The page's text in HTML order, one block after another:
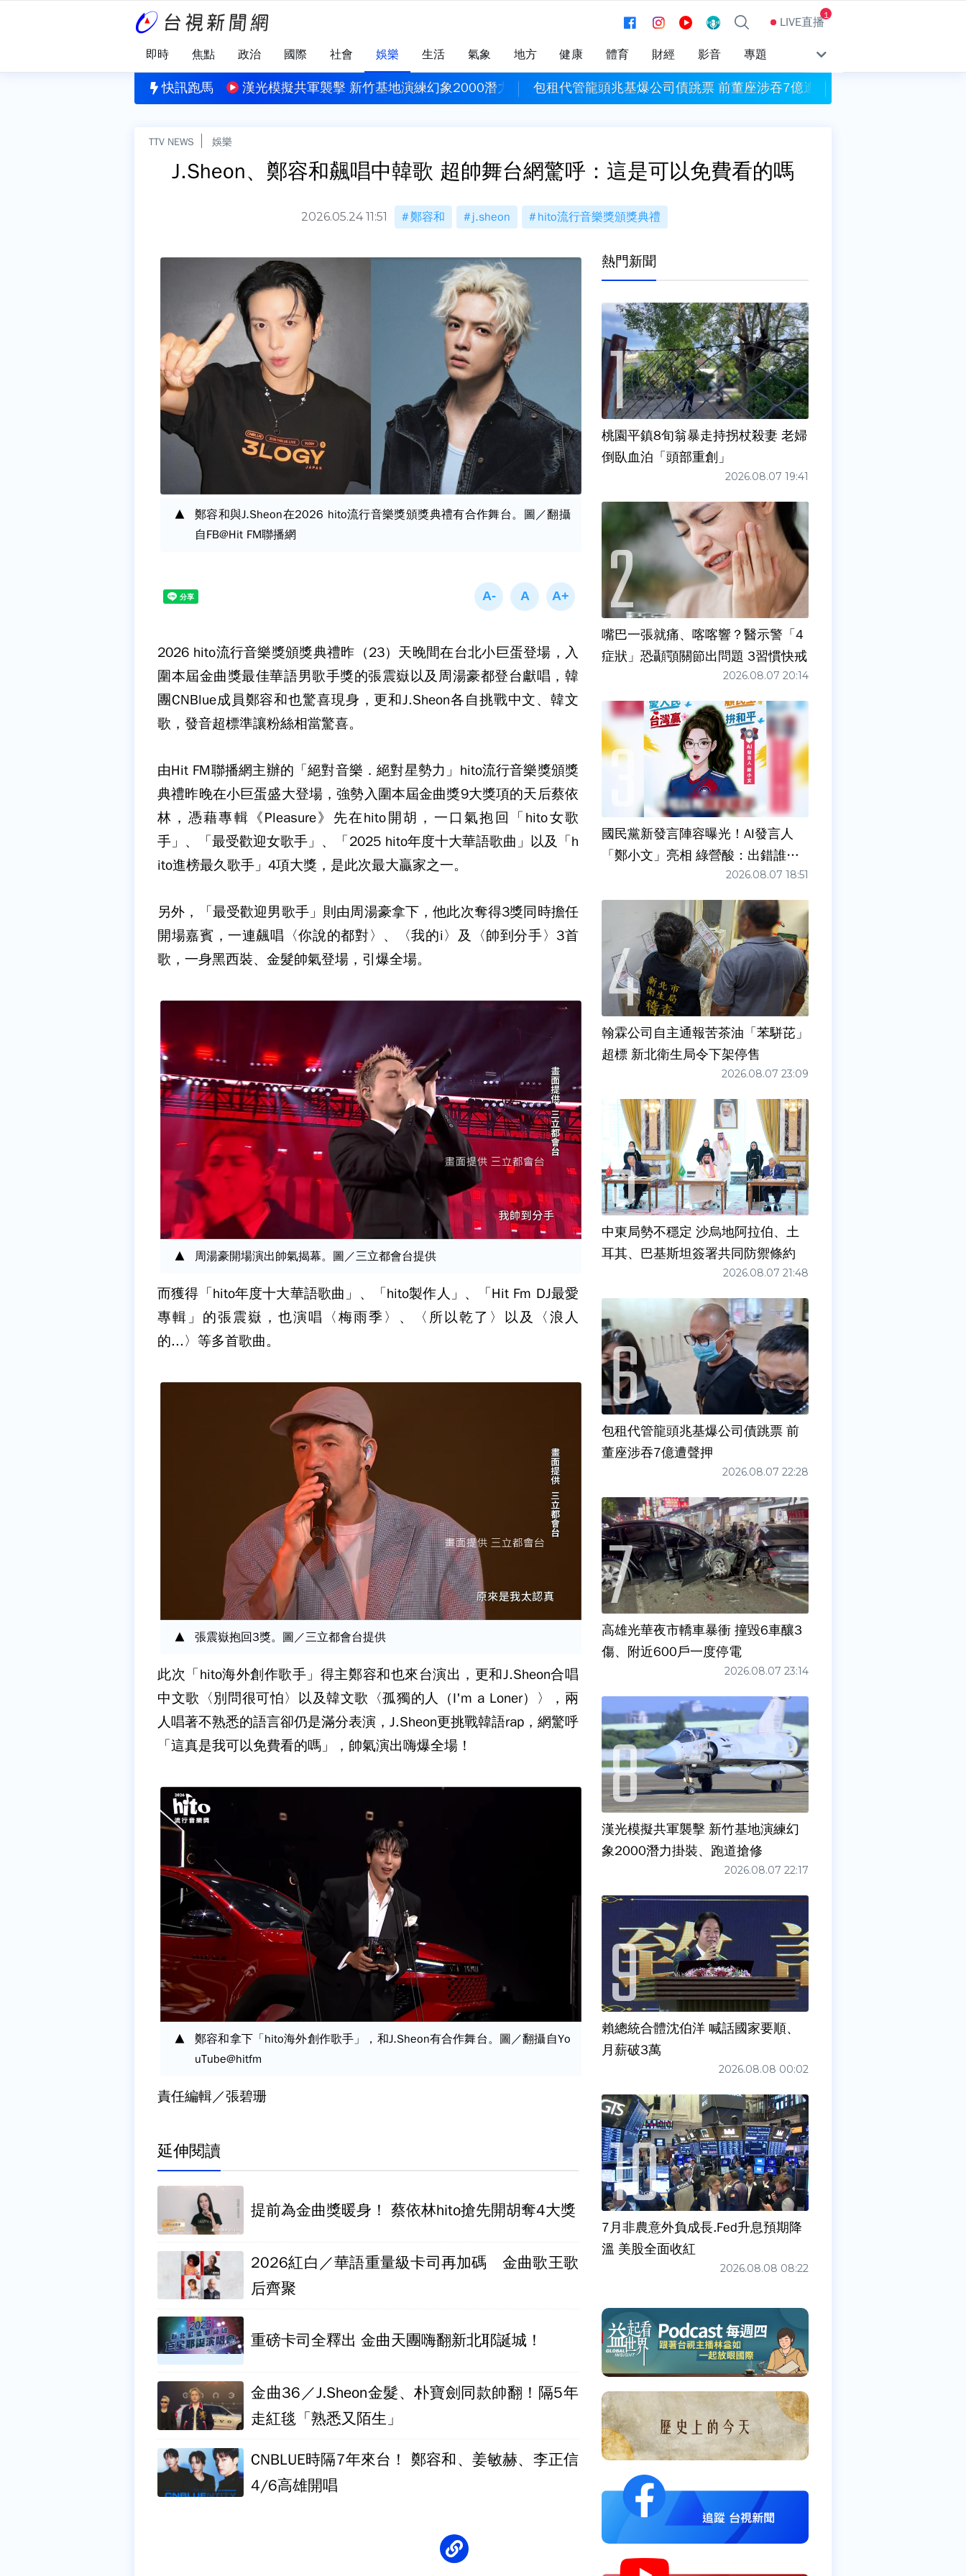
LIVE直播1
即時 焦點 政治 國際 社會 娛樂 生活 氣象 地方 健康 體育 財經 影音 專題
快訊跑馬
4注獎落這4縣市！ 每人抱走6百萬元 漢光模擬共軍襲擊 新竹基地演練幻象2000潛力掛裝、跑道搶修包租代管龍頭兆基爆公司債跳票 前董座涉吞7億遭聲押
TTV NEWS 娛樂
J.Sheon、鄭容和飆唱中韓歌 超帥舞台網驚呼：這是可以免費看的嗎
2026.05.24 11:51 鄭容和 j.sheon hito流行音樂獎頒獎典禮
鄭容和與J.Sheon在2026 hito流行音樂獎頒獎典禮有合作舞台。圖／翻攝
自FB@Hit FM聯播網
2026 hito流行音樂獎頒獎典禮昨（23）天晚間在台北小巨蛋登場，入
圍本屆金曲獎最佳華語男歌手獎的張震嶽以及周湯豪都登台獻唱，韓
團CNBlue成員鄭容和也驚喜現身，更和J.Sheon各自挑戰中文、韓文
歌，發音超標準讓粉絲相當驚喜。
由Hit FM聯播網主辦的「絕對音樂．絕對星勢力」hito流行音樂獎頒獎
典禮昨晚在小巨蛋盛大登場，強勢入圍本屆金曲獎9大獎項的天后蔡依
林，憑藉專輯《Pleasure》先在hito開胡，一口氣抱回「hito女歌
手」、「最受歡迎女歌手」、「2025 hito年度十大華語歌曲」以及「h
ito進榜最久歌手」4項大獎，是此次最大贏家之一。
另外，「最受歡迎男歌手」則由周湯豪拿下，他此次奪得3獎同時擔任
開場嘉賓，一連飆唱〈你說的都對〉、〈我的i〉及〈帥到分手〉3首
歌，一身黑西裝、金髮帥氣登場，引爆全場。
周湯豪開場演出帥氣揭幕。圖／三立都會台提供
而獲得「hito年度十大華語歌曲」、「hito製作人」、「Hit Fm DJ最愛
專輯」的張震嶽，也演唱〈梅雨季〉、〈所以乾了〉以及〈浪人
的...〉等多首歌曲。
張震嶽抱回3獎。圖／三立都會台提供
此次「hito海外創作歌手」得主鄭容和也來台演出，更和J.Sheon合唱
中文歌〈別問很可怕〉以及韓文歌〈孤獨的人（I'm a Loner）〉，兩
人唱著不熟悉的語言卻仍是滿分表演，J.Sheon更挑戰韓語rap，網驚呼
「這真是我可以免費看的嗎」，帥氣演出嗨爆全場！
鄭容和拿下「hito海外創作歌手」，和J.Sheon有合作舞台。圖／翻攝自Yo
uTube@hitfm
責任編輯／張碧珊
延伸閱讀
提前為金曲獎暖身！ 蔡依林hito搶先開胡奪4大獎
2026紅白／華語重量級卡司再加碼 金曲歌王歌
后齊聚
重磅卡司全釋出 金曲天團嗨翻新北耶誕城！
金曲36／J.Sheon金髮、朴寶劍同款帥翻！隔5年
走紅毯「熟悉又陌生」
CNBLUE時隔7年來台！ 鄭容和、姜敏赫、李正信
4/6高雄開唱
熱門新聞
桃園平鎮8旬翁暴走持拐杖殺妻 老婦
倒臥血泊「頭部重創」
2026.08.07 19:41
嘴巴一張就痛、喀喀響？醫示警「4
症狀」恐顳顎關節出問題 3習慣快戒
2026.08.07 20:14
國民黨新發言陣容曝光！AI發言人
「鄭小文」亮相 綠營酸：出錯誰負
2026.08.07 18:51
翰霖公司自主通報苦茶油「苯駢芘」
超標 新北衛生局令下架停售
2026.08.07 23:09
中東局勢不穩定 沙烏地阿拉伯、土
耳其、巴基斯坦簽署共同防禦條約
2026.08.07 21:48
包租代管龍頭兆基爆公司債跳票 前
董座涉吞7億遭聲押
2026.08.07 22:28
高雄光華夜市轎車暴衝 撞毀6車釀3
傷、附近600戶一度停電
2026.08.07 23:14
漢光模擬共軍襲擊 新竹基地演練幻
象2000潛力掛裝、跑道搶修
2026.08.07 22:17
賴總統合體沈伯洋 喊話國家要順、
月薪破3萬
2026.08.08 00:02
7月非農意外負成長.Fed升息預期降
溫 美股全面收紅
2026.08.08 08:22